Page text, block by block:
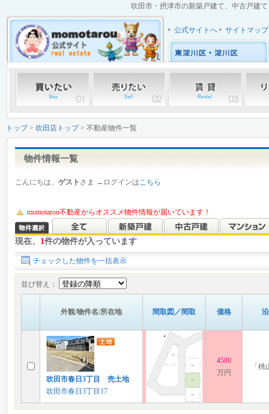
吹田市・摂津市の新築戸建て、中古戸建
公式サイトへ サイトマップ
トップ> 吹田店トップ> 不動産物件一覧
物件情報一覧
こんにちは、 ゲスト さま →ログインはこちら
momotarou不動産からオススメ物件情報が届いています！
現在、 1件の物件が入っています
チェックした物件を一括表示
並び替え：
外観/物件名/所在地 間取図／間取 価格
吹田市春日3丁目 売土地
吹田市春日3丁目17
4580
万円
「